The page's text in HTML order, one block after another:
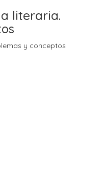
literaria.
y conceptos